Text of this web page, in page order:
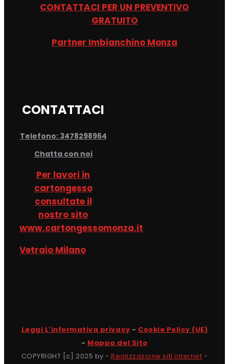
CONTATTACI PER UN PREVENTIVO
GRATUITO
Partner Imbianchino Monza
CONTATTACI
Telefono: 3478298964
Chatta con noi
Per lavori in
cartongesso
consultate il
nostro sito
www.cartongessomonza.it
Vetraio Milano
Leggi L'informativa privacy - Cookie Policy (UE)
- Mappa del Sito
COPYRIGHT [c] 2025 by -Realizzazione siti internet -